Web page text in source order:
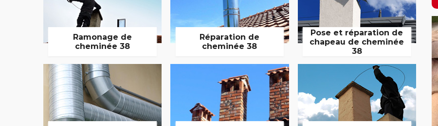
Ramonage de
cheminée 38
Réparation de
cheminée 38
Pose et réparation de
chapeau de cheminée
38